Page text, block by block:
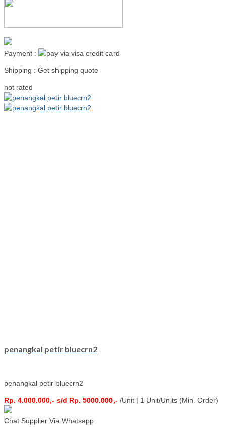
Payment :
Shipping : Get shipping quote
not rated
penangkal petir bluecrn2
penangkal petir bluecrn2
Rp. 4.000.000,- s/d Rp. 5000.000,- /Unit | 1 Unit/Units (Min. Order)
Chat Supplier Via Whatsapp